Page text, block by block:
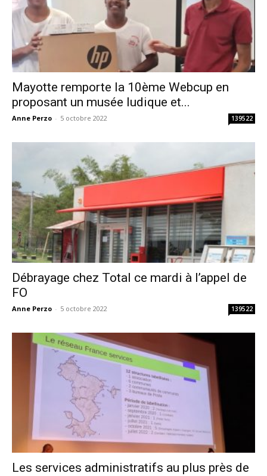
Mayotte remporte la 10ème Webcup en
proposant un musée ludique et...
Anne Perzo - 5 octobre 2022 139522
Débrayage chez Total ce mardi à l’appel de
FO
Anne Perzo - 5 octobre 2022 139522
Les services administratifs au plus près de